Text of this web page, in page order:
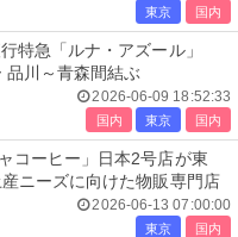
東京 国内
特急「ルナ・アズール」
品川～青森間結ぶ
2026-06-09 18:52:33
国内 東京 国内
コーヒー」日本2号店が東
ニーズに向けた物販専門店
2026-06-13 07:00:00
東京 国内